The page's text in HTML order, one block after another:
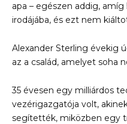
apa – egészen addig,
irodájába, és ezt nem
Alexander Sterling évekig
az a család, amelyet soha
35 évesen egy milliárdos
vezérigazgatója volt,
segítették, miközben egy